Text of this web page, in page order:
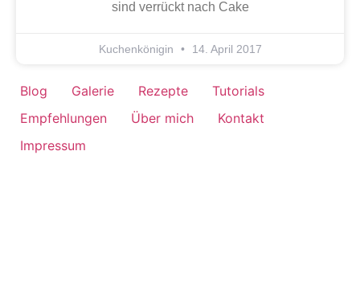
sind verrückt nach Cake
Kuchenkönigin 14. April 2017
Blog Galerie Rezepte
Tutorials
Empfehlungen
Über mich
Kontakt
Impressum